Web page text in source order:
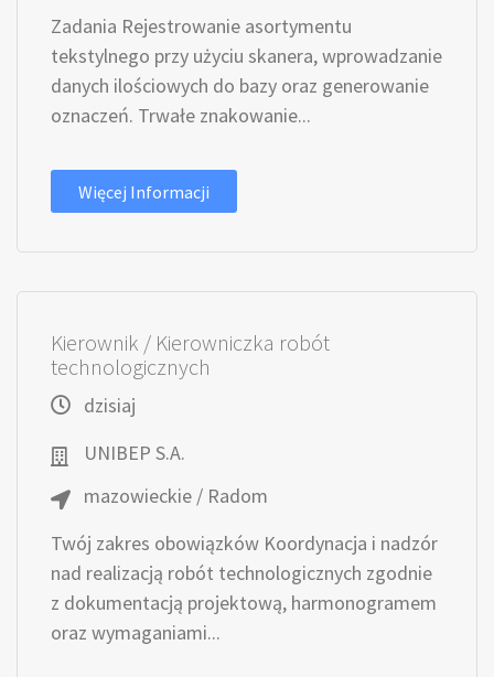
Zadania Rejestrowanie asortymentu
tekstylnego przy użyciu skanera, wprowadzanie
danych ilościowych do bazy oraz generowanie
oznaczeń. Trwałe znakowanie...
Więcej Informacji
Kierownik / Kierowniczka robót
technologicznych
dzisiaj
UNIBEP S.A.
mazowieckie / Radom
Twój zakres obowiązków Koordynacja i nadzór
nad realizacją robót technologicznych zgodnie
z dokumentacją projektową, harmonogramem
oraz wymaganiami...